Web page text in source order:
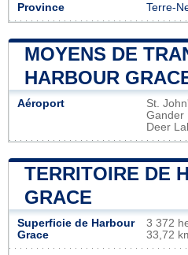
Province Terre-
MOYENS DE
HARBOUR
Aéroport St.
Gander
Deer
TERRITOIRE DE
GRACE
Superficie de Harbour
Grace
3 372
33,72